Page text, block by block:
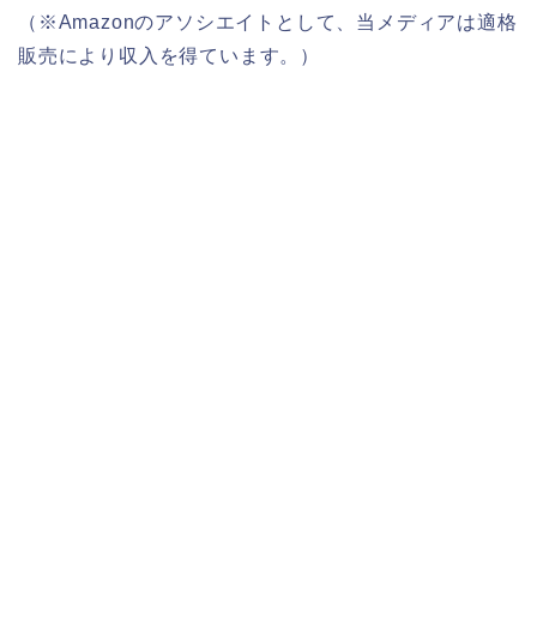
（※Amazonのアソシエイトとして、当メディアは適格
販売により収入を得ています。）